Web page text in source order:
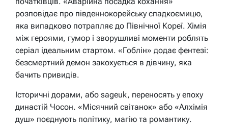
розповідає про південнокорейську спадкоємицю,
яка випадково потрапляє до Північної Кореї. Хімія
між героями, гумор і зворушливі моменти роблять
серіал ідеальним стартом. «Гоблін» додає фентезі:
безсмертний демон закохується в дівчину, яка
бачить привидів.
Історичні дорами, або sageuk, переносять у епоху
династій Чосон. «Місячний світанок» або «Алхімія
душ» поєднують політику, магію та романтику.